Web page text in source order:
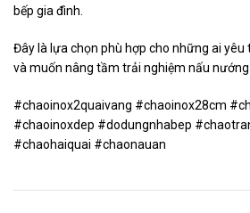
bếp gia đình.
Đây là lựa chọn phù hợp cho những ai yêu
và muốn nâng tầm trải nghiệm nấu nướng
#chaoinox2quaivang #chaoinox28cm
#chaoinoxdep #dodungnhabep
#chaohaiquai #chaonauan